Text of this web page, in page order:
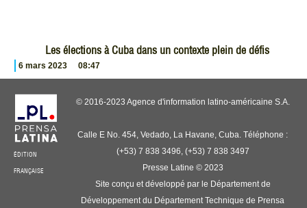
Les élections à Cuba dans un contexte plein de défis
6 mars 2023 08:47
ÉDITION
FRANÇAISE
© 2016-2023 Agence d'information latino-américaine S.A.
Calle E No. 454, Vedado, La Havane, Cuba. Téléphone :
(+53) 7 838 3496, (+53) 7 838 3497
Presse Latine © 2023
Site conçu et développé par le Département de
Développement du Département Technique de Prensa